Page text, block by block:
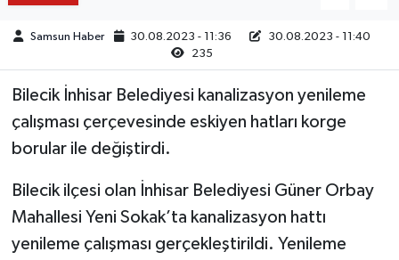
Samsun Haber 30.08.2023 - 11:36
30.08.2023 - 11:40
235
Bilecik İnhisar Belediyesi kanalizasyon yenileme
çalışması çerçevesinde eskiyen hatları korge
borular ile değiştirdi.
Bilecik ilçesi olan İnhisar Belediyesi Güner Orbay
Mahallesi Yeni Sokak’ta kanalizasyon hattı
yenileme çalışması gerçekleştirildi. Yenileme